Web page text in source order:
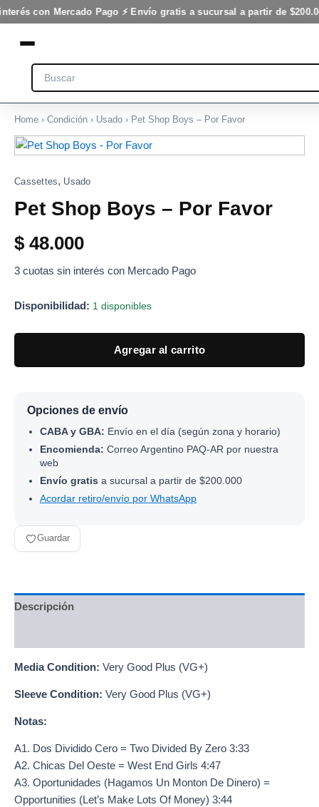
con Mercado Pago ⚡ Envío gratis a sucursal a partir de
Ir
al
contenido
Search
Home › Condición › Usado › Pet Shop Boys – Por Favor
Cassettes, Usado
Pet Shop Boys – Por Favor
$ 48.000
3 cuotas sin interés con Mercado Pago
Disponibilidad: 1 disponibles
Pet
Shop
-
Favor
Agregar al carrito
Opciones de envío
CABA y GBA: Envío en el día (según zona y horario)
Encomienda: Correo Argentino PAQ-AR por nuestra
web
Envío gratis a sucursal a partir de $200.000
Acordar retiro/envío por WhatsApp
Guardar
Descripción
Media Condition: Very Good Plus (VG+)
Sleeve Condition: Very Good Plus (VG+)
Notas:
A1. Dos Dividido Cero = Two Divided By Zero 3:33
A2. Chicas Del Oeste = West End Girls 4:47
A3. Oportunidades (Hagamos Un Monton De Dinero) =
Opportunities (Let’s Make Lots Of Money) 3:44
Por
Favor